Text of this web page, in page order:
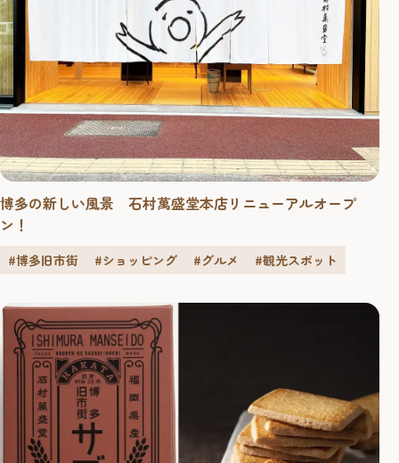
博多の新しい風景 石村萬盛堂本店リニューアルオープ
ン！
#博多旧市街 #ショッピング #グルメ #観光スポット